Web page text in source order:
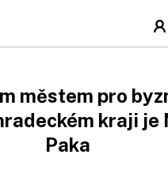
městem pro
kraji je
Paka